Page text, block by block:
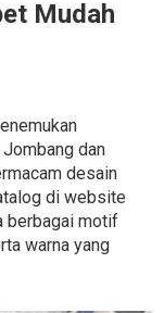
Mudah
dan
desain
di website
berbagai motif
warna yang